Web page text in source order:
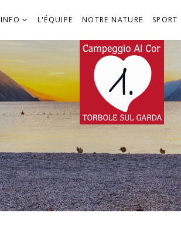
INFO L'ÉQUIPE NOTRE NATURE SPORT